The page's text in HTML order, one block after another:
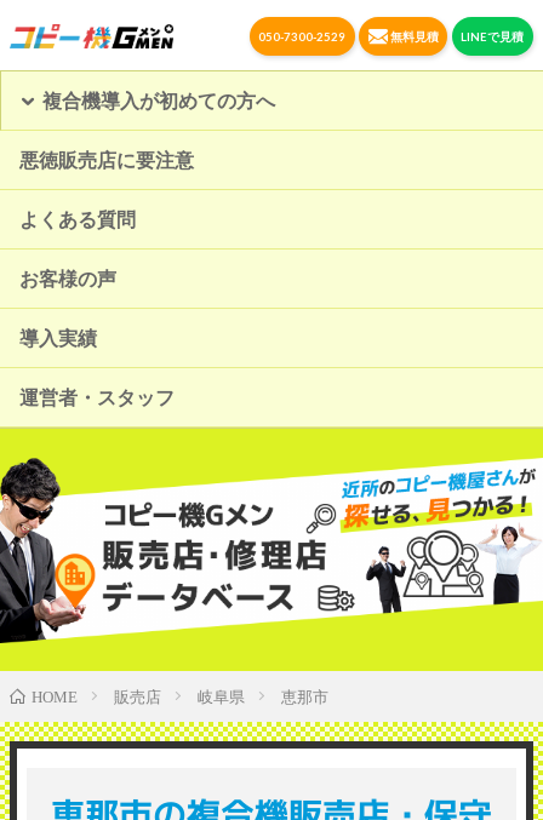
050-7300-2529 無料見積 LINEで見積
複合機導入が初めての方へ
悪徳販売店に要注意
よくある質問
お客様の声
導入実績
運営者・スタッフ
HOME 販売店 岐阜県 恵那市